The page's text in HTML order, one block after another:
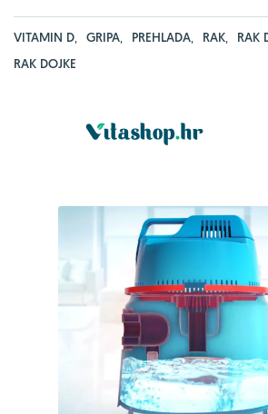
VITAMIN D, GRIPA, PREHLADA, RAK, RAK
RAK DOJKE